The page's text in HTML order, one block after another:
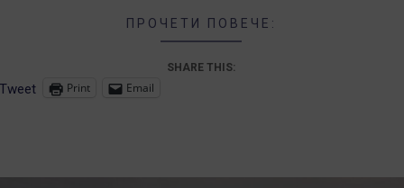
ПРОЧЕТИ ПОВЕЧЕ:
SHARE THIS:
Tweet Print Email